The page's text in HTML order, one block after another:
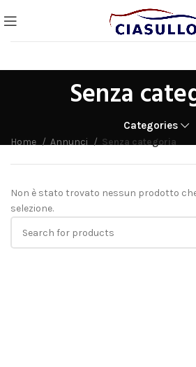
Senza
Categories
Home Annunci Senza categoria
Non è stato trovato nessun prodotto
selezione.